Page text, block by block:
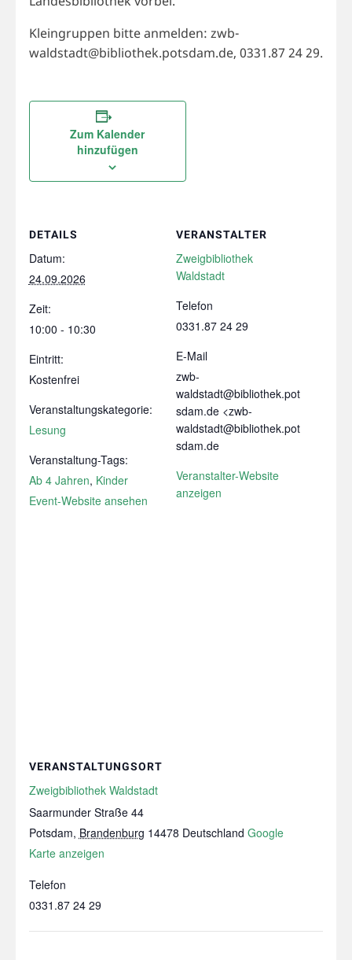
Kleingruppen bitte anmelden: zwb-
waldstadt@bibliothek.potsdam.de, 0331.87 24 29.
Zum Kalender
hinzufügen
DETAILS
Datum:
24.09.2026
Zeit:
10:00 - 10:30
Eintritt:
Kostenfrei
Veranstaltungskategorie:
Lesung
Veranstaltung-Tags:
Ab 4 Jahren, Kinder
Event-Website ansehen
VERANSTALTER
Zweigbibliothek
Waldstadt
Telefon
0331.87 24 29
E-Mail
zwb-
waldstadt@bibliothek.pot
sdam.de <zwb-
waldstadt@bibliothek.pot
sdam.de
Veranstalter-Website
anzeigen
VERANSTALTUNGSORT
Zweigbibliothek Waldstadt
Saarmunder Straße 44
Potsdam, Brandenburg 14478 Deutschland Google
Karte anzeigen
Telefon
0331.87 24 29